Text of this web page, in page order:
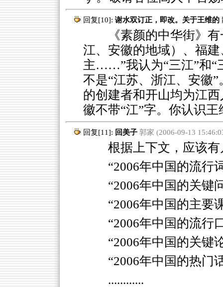
回复[10]: 谢水双订正，即改。关于王维的
《素颜的中华街》有
江、安徽的地域）、福
主……”我认为“三江”和“
不是“江苏、浙江、安徽
的创建者和开山均为江
徽不带“江”字。你认识
回复[11]: 回美子 郭家 (2006-09-13
根据上下文，应该有
“2006年中国的流行
“2006年中国的关键
“2006年中国的主要
“2006年中国的流行
“2006年中国的关键
“2006年中国的热门
............